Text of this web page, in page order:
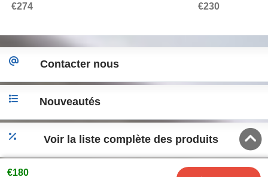
€274 €230
€180
Contacter nous
Nouveautés
Voir la liste complète des produits